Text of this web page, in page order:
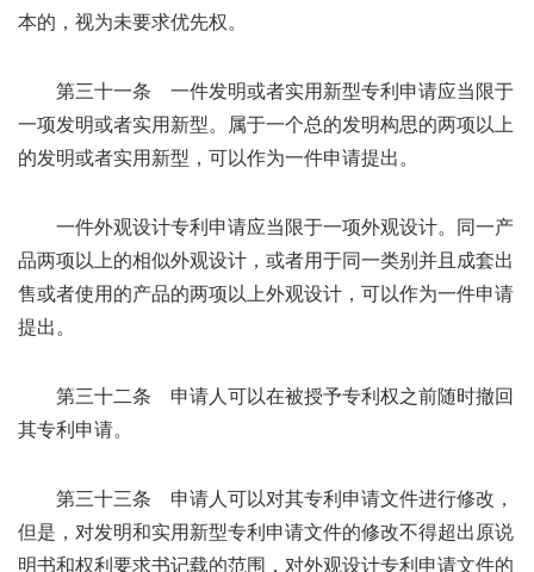
本的，视为未要求优先权。
第三十一条 一件发明或者实用新型专利申请应当限于
一项发明或者实用新型。属于一个总的发明构思的两项以上
的发明或者实用新型，可以作为一件申请提出。
一件外观设计专利申请应当限于一项外观设计。同一产
品两项以上的相似外观设计，或者用于同一类别并且成套出
售或者使用的产品的两项以上外观设计，可以作为一件申请
提出。
第三十二条 申请人可以在被授予专利权之前随时撤回
其专利申请。
第三十三条 申请人可以对其专利申请文件进行修改，
但是，对发明和实用新型专利申请文件的修改不得超出原说
明书和权利要求书记载的范围，对外观设计专利申请文件的